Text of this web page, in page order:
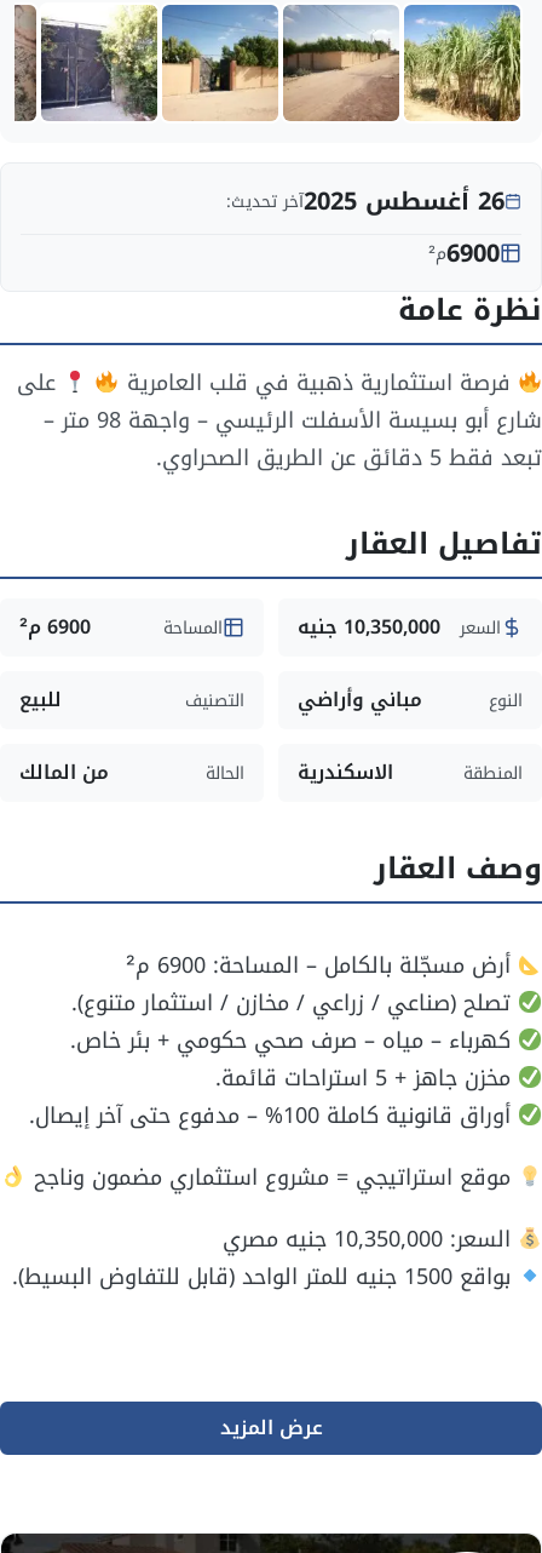
26 أغسطس 2025 آخر تحديث:
6900م²
نظرة عامة
فرصة استثمارية ذهبية في قلب العامرية
على
شارع أبو بسيسة الأسفلت الرئيسي – واجهة 98 متر –
تبعد فقط 5 دقائق عن الطريق الصحراوي.
تفاصيل العقار
السعر 10,350,000 جنيه المساحة 6900 م²
النوع مباني وأراضي التصنيف للبيع
المنطقة الاسكندرية الحالة من المالك
وصف العقار
أرض مسجّلة بالكامل – المساحة: 6900 م²
تصلح (صناعي / زراعي / مخازن / استثمار متنوع).
كهرباء – مياه – صرف صحي حكومي + بئر خاص.
مخزن جاهز + 5 استراحات قائمة.
أوراق قانونية كاملة 100% – مدفوع حتى آخر إيصال.
موقع استراتيجي = مشروع استثماري مضمون وناجح
السعر: 10,350,000 جنيه مصري
بواقع 1500 جنيه للمتر الواحد (قابل للتفاوض البسيط).
عرض المزيد